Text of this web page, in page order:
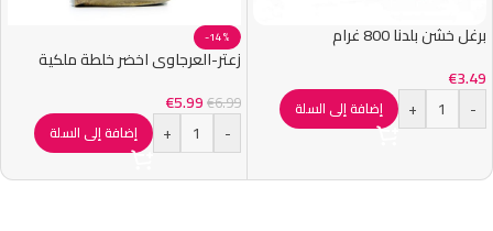
برغل خشن بلدنا 800 غرام
€3.49
-
+ إضافة إلى السلة
-14%
زعتر-العرجاوي اخضر خلطة ملكية
€6.99
€5.99
-
+ إضافة إلى السلة